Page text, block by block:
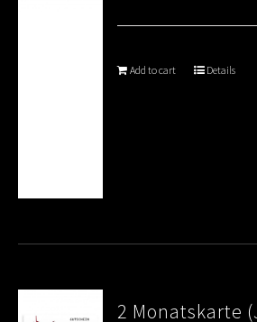
Add to cart Details
2 Monatskarte